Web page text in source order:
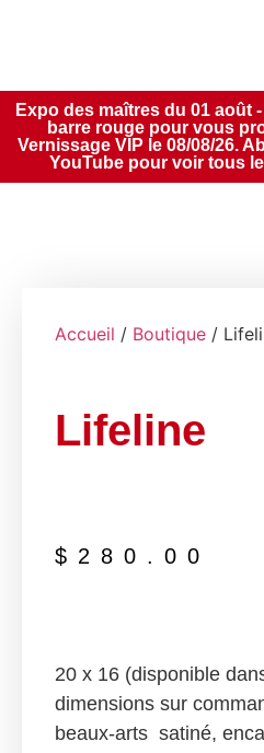
Expo des maîtres du 01 août
barre rouge pour vous
Vernissage VIP le 08/08/26.
YouTube pour voir tous
Accueil / Boutique /
Lifeline
$ 280.00
20 x 16 (disponible
dimensions sur
beaux-arts satiné,